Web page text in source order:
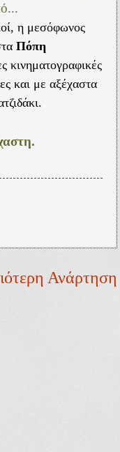
η μεσόφωνος
Πόπη
κινηματογραφικές
και με αξέχαστα
Ανάρτηση